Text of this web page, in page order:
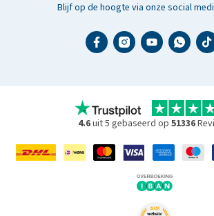
Blijf op de hoogte via onze social
4.6uit 5 gebaseerd op 51336